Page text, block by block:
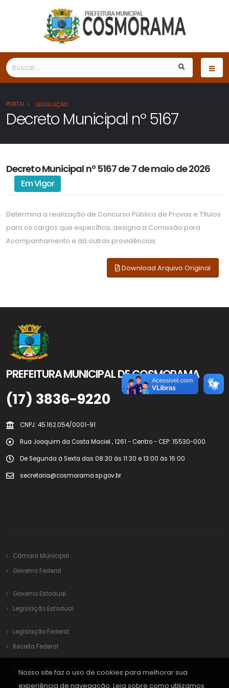
PORTAL LEGISLAÇÃO
Decreto Municipal nº 5167
Decreto Municipal nº 5167 de 7 de maio de 2026
Em Vigor
Determina a realização de Concurso Público de Provas e Títulos
para os cargos que específica, designa a Comissão para
Acompanhamento e dá outras providências.
Download Arquivo Original
PREFEITURA MUNICIPAL DE COSMORAMA
(17) 3836-9220
CNPJ: 45.162.054/0001-91
Rua Joaquim da Costa Maciel , 1261 - Centro - CEP: 15530-000
De Segunda à Sexta das 08:30 às 11:30 e 13:00 às 16:00
secretaria@cosmorama.sp.gov.br
Câmara Municipal
Governo Federal
Governo Estadual
Legislação Estadual
Legislação Federal
Receita Federal
Secretaria da Fazenda
Tribunal de Contas do Estado
Nosso site faz o uso de cookies para melhorar sua
experiência de navegação. Leia sobre como utilizamos